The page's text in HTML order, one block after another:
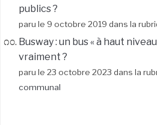
publics ?
paru le 9 octobre 2019 dans la
Busway : un bus « à haut
vraiment ?
paru le 23 octobre 2023 dans la
communal